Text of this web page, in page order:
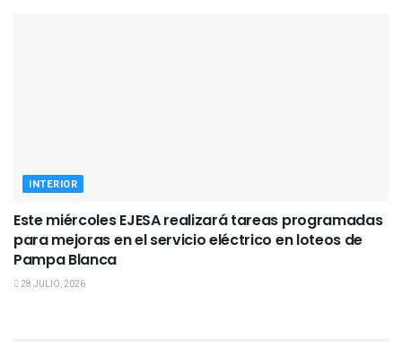
INTERIOR
Este miércoles EJESA realizará tareas programadas
para mejoras en el servicio eléctrico en loteos de
Pampa Blanca
28 JULIO, 2026